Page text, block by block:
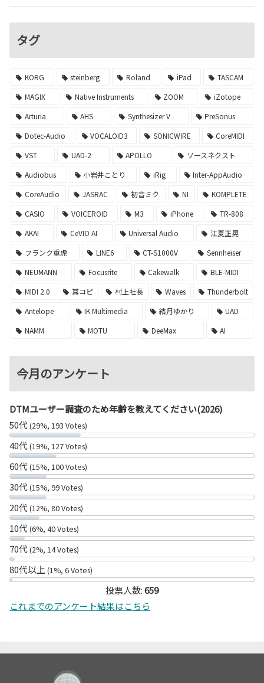
タグ
KORG steinberg Roland iPad
TASCAM
MAGIX
Native Instruments ZOOM
iZotope
Arturia
AHS Synthesizer V
PreSonus
Dotec-Audio
VOCALOID3 SONICWIRE
CoreMIDI
VST
UAD-2 APOLLO
ソースネクスト
Audiobus
小岩井ことり iRig
Inter-AppAudio
CoreAudio
JASRAC 初音ミク NI
KOMPLETE
CASIO
VOICEROID M3 iPhone
TR-808
AKAI
CeVIO AI Universal Audio
江夏正晃
フランク重虎
LINE6 CT-S1000V
Sennheiser
NEUMANN
Focusrite Cakewalk
BLE-MIDI
MIDI 2.0
耳コピ 村上社長 Waves
Thunderbolt
Antelope
IK Multimedia 結月ゆかり
UAD
NAMM
MOTU DeeMax AI
今月のアンケート
DTMユーザー調査のため年齢を教えてください(2026)
50代(29%, 193 Votes)
40代(19%, 127 Votes)
60代(15%, 100 Votes)
30代(15%, 99 Votes)
20代(12%, 80 Votes)
10代(6%, 40 Votes)
70代(2%, 14 Votes)
80代以上(1%, 6 Votes)
投票人数:659
これまでのアンケート結果はこちら